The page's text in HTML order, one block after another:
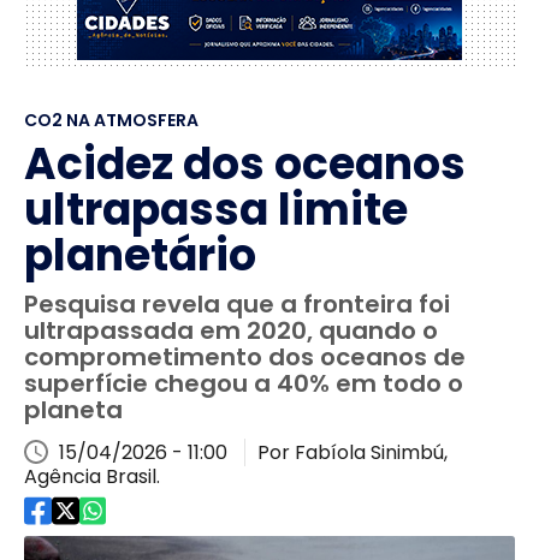
CO2 NA ATMOSFERA
Acidez dos oceanos
ultrapassa limite
planetário
Pesquisa revela que a fronteira foi
ultrapassada em 2020, quando o
comprometimento dos oceanos de
superfície chegou a 40% em todo o
planeta
15/04/2026 - 11:00
Por Fabíola Sinimbú,
Agência Brasil.